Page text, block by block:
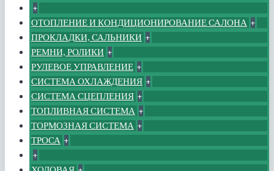
+
ОТОПЛЕНИЕ И КОНДИЦИОНИРОВАНИЕ САЛОНА +
ПРОКЛАДКИ, САЛЬНИКИ +
РЕМНИ, РОЛИКИ +
РУЛЕВОЕ УПРАВЛЕНИЕ +
СИСТЕМА ОХЛАЖДЕНИЯ +
СИСТЕМА СЦЕПЛЕНИЯ +
ТОПЛИВНАЯ СИСТЕМА +
ТОРМОЗНАЯ СИСТЕМА +
ТРОСА +
+